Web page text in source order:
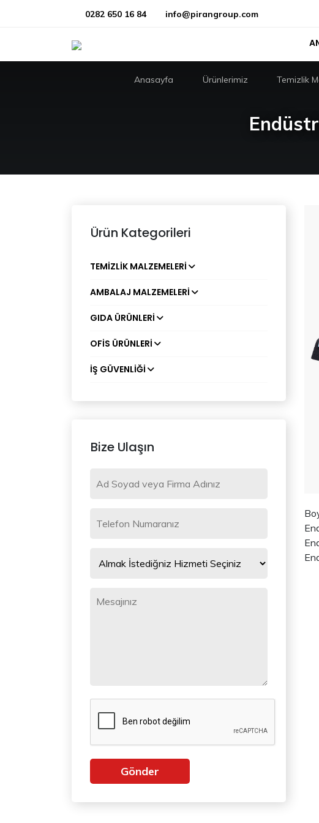
0282 650 16 84 info@pirangroup.com
Anasayfa Ürünlerimiz Temizlik
Ürün Kategorileri
TEMIZLIK MALZEMELERI
AMBALAJ MALZEMELERI
GIDA ÜRÜNLERI
OFIS ÜRÜNLERI
İŞ GÜVENLIĞI
Bize Ulaşın
Gönder